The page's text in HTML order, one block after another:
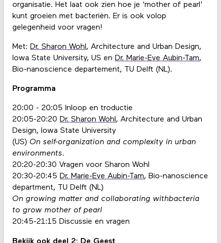
organisatie. Het laat ook zien hoe je 'mother of pearl'
kunt groeien met bacteriën. Er is ook volop
gelegenheid voor vragen!
Met: Dr. Sharon Wohl , Architecture and Urban Design,
Iowa State University, US en Dr. Marie-Eve Aubin-Tam,
Bio-nanoscience departement, TU Delft (NL).
Programma
20:00 - 20:05 Inloop en troductie
20:05-20:20 Dr. Sharon Wohl, Architecture and Urban
Design, Iowa State University
(US) On self-organization and complexity in urban
environments.
20:20-20:30 Vragen voor Sharon Wohl
20:30-20:45 Dr. Marie-Eve Aubin-Tam, Bio-nanoscience
department, TU Delft (NL)
On growing matter and collaborating withbacteria
to grow mother of pearl
20:45-21:15 Discussie en vragen
Bekijk ook deel 2: De Geest